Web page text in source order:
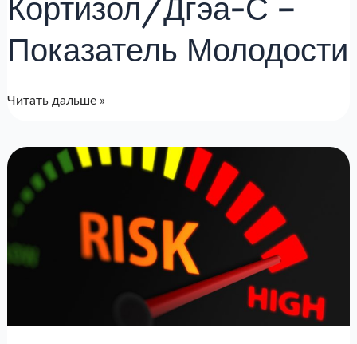
Кортизол/Дгэа-С –
Показатель Молодости
Читать дальше »
Оценка
риска
сердечно-
сосудистых